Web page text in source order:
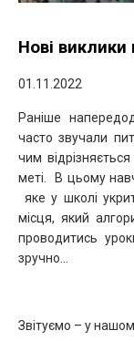
Нові виклики
01.11.2022
Раніше
часто звучали
чим
меті. В цьому
яке у школі
місця, який
проводитись
зручно…
Звітуємо – у